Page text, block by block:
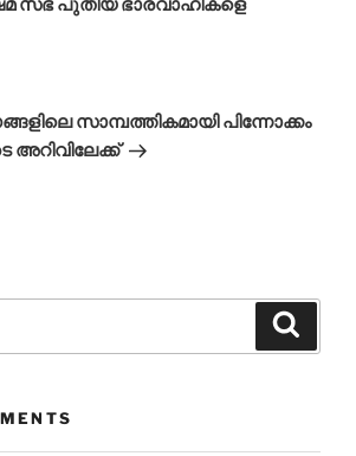
സഭ പുതിയ ഭാരവാഹികളെ
സാമ്പത്തികമായി പിന്നോക്കം
അറിവിലേക്ക്